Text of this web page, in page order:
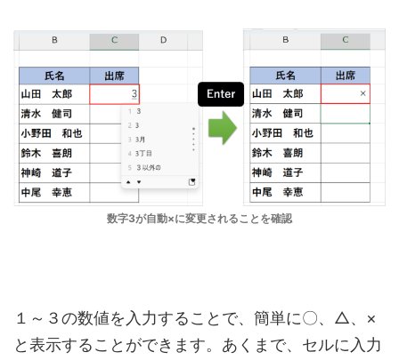
数字3が自動×に変更されることを確認
１～３の数値を入力することで、簡単に〇、△、×
と表示することができます。あくまで、セルに入力